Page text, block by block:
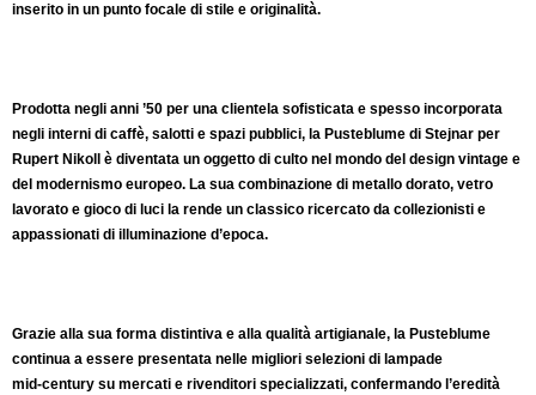
inserito in un punto focale di stile e originalità.
Prodotta negli anni ’50 per una clientela sofisticata e spesso incorporata
negli interni di caffè, salotti e spazi pubblici, la Pusteblume di Stejnar per
Rupert Nikoll è diventata un oggetto di culto nel mondo del design vintage e
del modernismo europeo. La sua combinazione di metallo dorato, vetro
lavorato e gioco di luci la rende un classico ricercato da collezionisti e
appassionati di illuminazione d’epoca.
Grazie alla sua forma distintiva e alla qualità artigianale, la Pusteblume
continua a essere presentata nelle migliori selezioni di lampade
mid‑century su mercati e rivenditori specializzati, confermando l’eredità